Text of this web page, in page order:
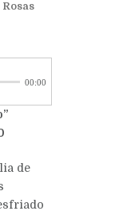
00:00
de